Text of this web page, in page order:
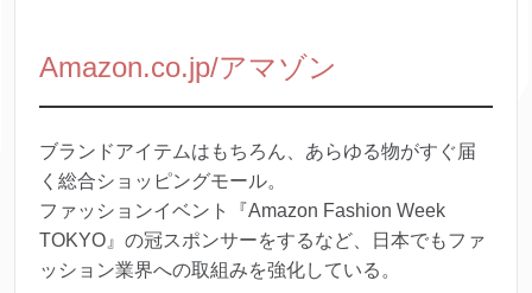
Amazon.co.jp/アマゾン
ブランドアイテムはもちろん、あらゆる物がすぐ届
く総合ショッピングモール。
ファッションイベント『Amazon Fashion Week
TOKYO』の冠スポンサーをするなど、日本でもファ
ッション業界への取組みを強化している。